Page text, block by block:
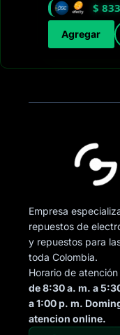
$
Agregar
Empresa
repuestos de
y repuestos para
toda Colombia.
Horario de
de 8:30 a. m. a
a 1:00 p. m.
atencion online.